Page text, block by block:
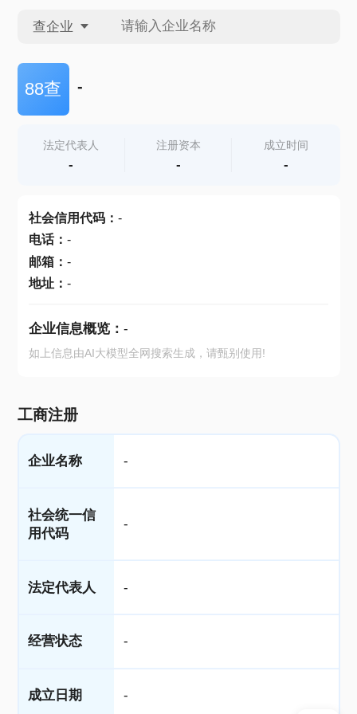
查企业
查企业
查产地
88查 -
法定代表人
-
注册资本
-
成立时间
-
社会信用代码： -
电话： -
邮箱： -
地址： -
企业信息概览： -
如上信息由AI大模型全网搜索生成，请甄别使用!
工商注册
企业名称 -
社会统一信
用代码
-
法定代表人 -
经营状态 -
成立日期 -